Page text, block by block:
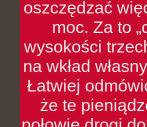
oszczędzać
moc. Za to
wysokości
na wkład
Łatwiej
że te